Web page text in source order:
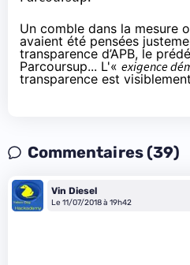
Un comble dans la mesure
avaient été pensées
transparence d’APB, le
Parcoursup... L'« exigence
transparence est
Commentaires (39)
Vin Diesel
Le 11/07/2018 à 19h42